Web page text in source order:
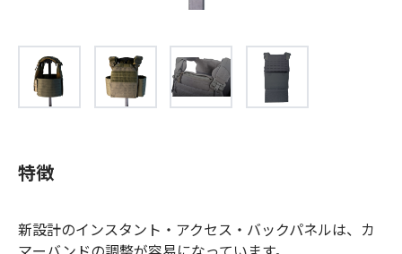
特徴
新設計のインスタント・アクセス・バックパネルは、カ